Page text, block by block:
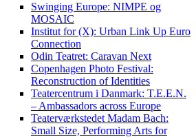
Swinging Europe: NIMPE og
MOSAIC
Institut for (X): Urban Link Up Euro
Connection
Odin Teatret: Caravan Next
Copenhagen Photo Festival:
Reconstruction of Identities
Teatercentrum i Danmark: T.E.E.N.
– Ambassadors across Europe
Teaterværkstedet Madam Bach:
Small Size, Performing Arts for